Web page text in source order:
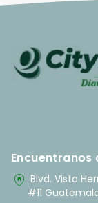
Encuentranos
home_pin Blvd. Vista
#11